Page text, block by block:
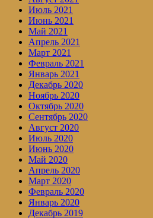
Июль 2021
Июнь 2021
Май 2021
Апрель 2021
Март 2021
Февраль 2021
Январь 2021
Декабрь 2020
Ноябрь 2020
Октябрь 2020
Сентябрь 2020
Август 2020
Июль 2020
Июнь 2020
Май 2020
Апрель 2020
Март 2020
Февраль 2020
Январь 2020
Декабрь 2019